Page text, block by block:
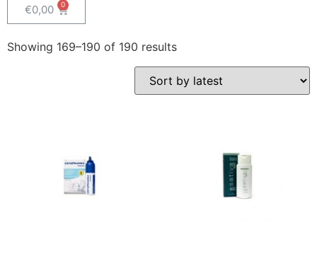
€0,00
Showing 169–190 of 190 results